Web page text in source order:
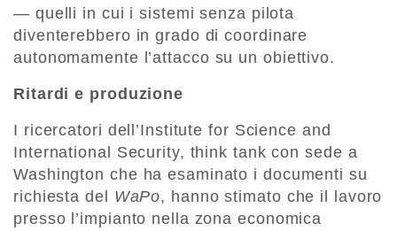
— quelli in cui i sistemi senza pilota
diventerebbero in grado di coordinare
autonomamente l’attacco su un obiettivo.
Ritardi e produzione
I ricercatori dell’Institute for Science and
International Security, think tank con sede a
Washington che ha esaminato i documenti su
richiesta del WaPo, hanno stimato che il lavoro
presso l’impianto nella zona economica